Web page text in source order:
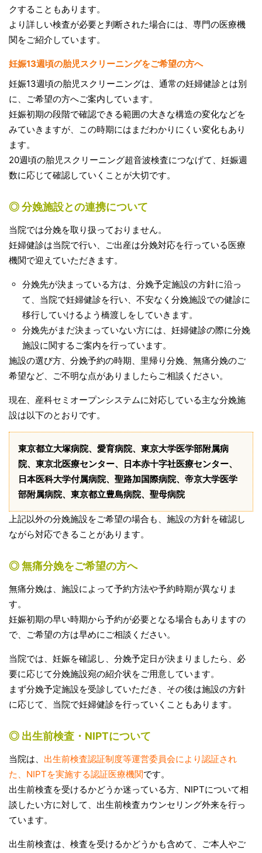
クすることもあります。
より詳しい検査が必要と判断された場合には、専門の医療機
関をご紹介しています。
妊娠13週頃の胎児スクリーニングをご希望の方へ
妊娠13週頃の胎児スクリーニングは、通常の妊婦健診とは別
に、ご希望の方へご案内しています。
妊娠初期の段階で確認できる範囲の大きな構造の変化などを
みていきますが、この時期にはまだわかりにくい変化もあり
ます。
20週頃の胎児スクリーニング超音波検査につなげて、妊娠週
数に応じて確認していくことが大切です。
◎ 分娩施設との連携について
当院では分娩を取り扱っておりません。
妊婦健診は当院で行い、ご出産は分娩対応を行っている医療
機関で迎えていただきます。
分娩先が決まっている方は、分娩予定施設の方針に沿っ
て、当院で妊婦健診を行い、不安なく分娩施設での健診に
移行していけるよう橋渡しをしていきます。
分娩先がまだ決まっていない方には、妊婦健診の際に分娩
施設に関するご案内を行っています。
施設の選び方、分娩予約の時期、里帰り分娩、無痛分娩のご
希望など、ご不明な点がありましたらご相談ください。
現在、産科セミオープンシステムに対応している主な分娩施
設は以下のとおりです。
東京都立大塚病院、愛育病院、東京大学医学部附属病
院、東京北医療センター、日本赤十字社医療センター、
日本医科大学付属病院、聖路加国際病院、帝京大学医学
部附属病院、東京都立豊島病院、聖母病院
上記以外の分娩施設をご希望の場合も、施設の方針を確認し
ながら対応できることがあります。
◎ 無痛分娩をご希望の方へ
無痛分娩は、施設によって予約方法や予約時期が異なりま
す。
妊娠初期の早い時期から予約が必要となる場合もありますの
で、ご希望の方は早めにご相談ください。
当院では、妊娠を確認し、分娩予定日が決まりましたら、必
要に応じて分娩施設宛の紹介状をご用意しています。
まず分娩予定施設を受診していただき、その後は施設の方針
に応じて、当院で妊婦健診を行っていくこともあります。
◎ 出生前検査・NIPTについて
当院は、 出生前検査認証制度等運営委員会により認証され
た、NIPTを実施する認証医療機関です。
出生前検査を受けるかどうか迷っている方、NIPTについて相
談したい方に対して、出生前検査カウンセリング外来を行っ
ています。
出生前検査は、検査を受けるかどうかも含めて、ご本人やご